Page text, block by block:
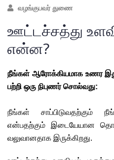
வழங்குபவர் துணை
ஊட்டச்சத்து
என்ன?
நீங்கள் ஆரோக்கியமாக உணர
பற்றி ஒரு நிபுணர் சொல்வது:
நீங்கள் சாப்பிடுவதற்கும்
என்பதற்கும் இடையேயான
வலுவானதாக இருக்கிறது.